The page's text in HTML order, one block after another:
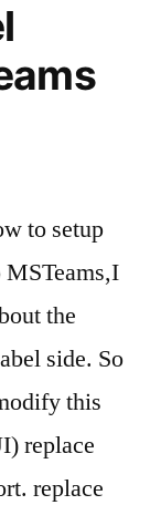
to setup
the
side. So
this
replace
replace